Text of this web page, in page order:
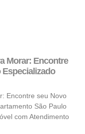
Morar: Encontre
Encontre seu Novo
São Paulo
com Atendimento